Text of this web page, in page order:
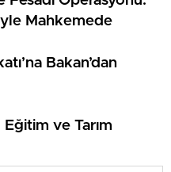
Mahkemede
Bakan’dan
Eğitim ve Tarım